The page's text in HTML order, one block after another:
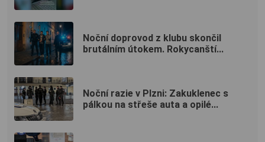
Noční doprovod z klubu skončil
brutálním útokem. Rokycanští...
Noční razie v Plzni: Zakuklenec s
pálkou na střeše auta a opilé...